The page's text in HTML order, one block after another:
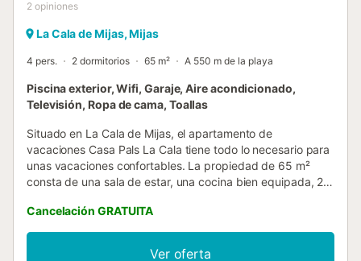
2 opiniones
La Cala de Mijas, Mijas
4 pers. 2 dormitorios 65 m² A 550 m de la playa
Piscina exterior, Wifi, Garaje, Aire acondicionado,
Televisión, Ropa de cama, Toallas
Situado en La Cala de Mijas, el apartamento de
vacaciones Casa Pals La Cala tiene todo lo necesario para
unas vacaciones confortables. La propiedad de 65 m²
consta de una sala de estar, una cocina bien equipada, 2
personas. Las comodidades adicionales incluyen Wi-Fi, TV,
aire acondicionado y lavadora. Este alquiler de vacaciones
cuenta con una zona privada al aire libre con terraza,
Cancelación GRATUITA
Ver oferta